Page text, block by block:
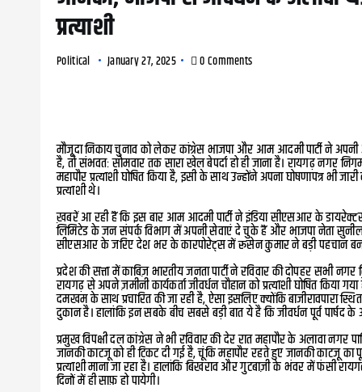
प्रत्याशी
Political January 27, 2025 0 Comments
मौजूदा निकाय चुनाव को लेकर कांग्रेस भाजपा और आम आदमी पार्टी ने
है, तो संभवतः सोमवार तक सारा खेल बेपर्दा हो ही जाना है। रायगढ़ नगर
महापौर प्रत्याशी घोषित किया है, इसी के साथ उन्होंने अपना घोषणापत्र
प्रत्याशी थे।
ख़बरें आ रही हैं कि इस बार आम आदमी पार्टी ने इंडिया सीएसआर के
लिमिटेड के जन संपर्क विभाग में अपनी सेवाएं दे चुके हैं और भाजपा नेता सुनील
सीएसआर के जरिए देश भर के कारपोरेट्स में रूसेन कुमार ने बड़ी पहचान
प्रदेश की सत्ता में काबिज़ भारतीय जनता पार्टी ने रविवार की दोपहर सभी
रायगढ़ से अपने ज़मीनी कार्यकर्ता जीवर्धन चौहान को प्रत्याशी घोषित किया
दमखम के साथ प्रचारित की जा रही है, ऐसा इसलिए क्योंकि बाजीरावपारा
दुकान है। हालांकि इन सबके बीच सबसे बड़ी बात ये है कि जीवर्धन पूर्व पार्षद
प्रमुख विपक्षी दल कांग्रेस ने भी रविवार की देर रात महापौर के अलावा नगर
जानकी काटजू को ही टिकट दी गई है, चूंकि महापौर रहते हुए जानकी काटजू
प्रत्याशी माना जा रहा है। हालांकि बिखराव और गुटबाज़ी के भंवर में फंसी
दिनों में ही साफ़ हो पायेगी।